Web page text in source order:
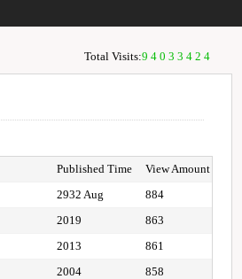
Total Visits:94033424
Published Time
View Amount
2932 Aug
884
2019
863
2013
861
2004
858